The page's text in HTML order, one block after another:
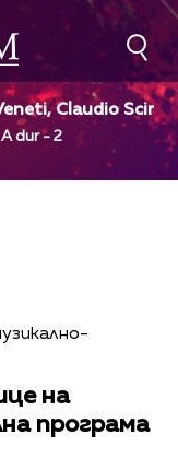
Claudio
dur - 2
на
програма